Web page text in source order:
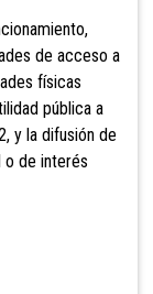
de acceso a
físicas
pública a
y la difusión de
o de interés